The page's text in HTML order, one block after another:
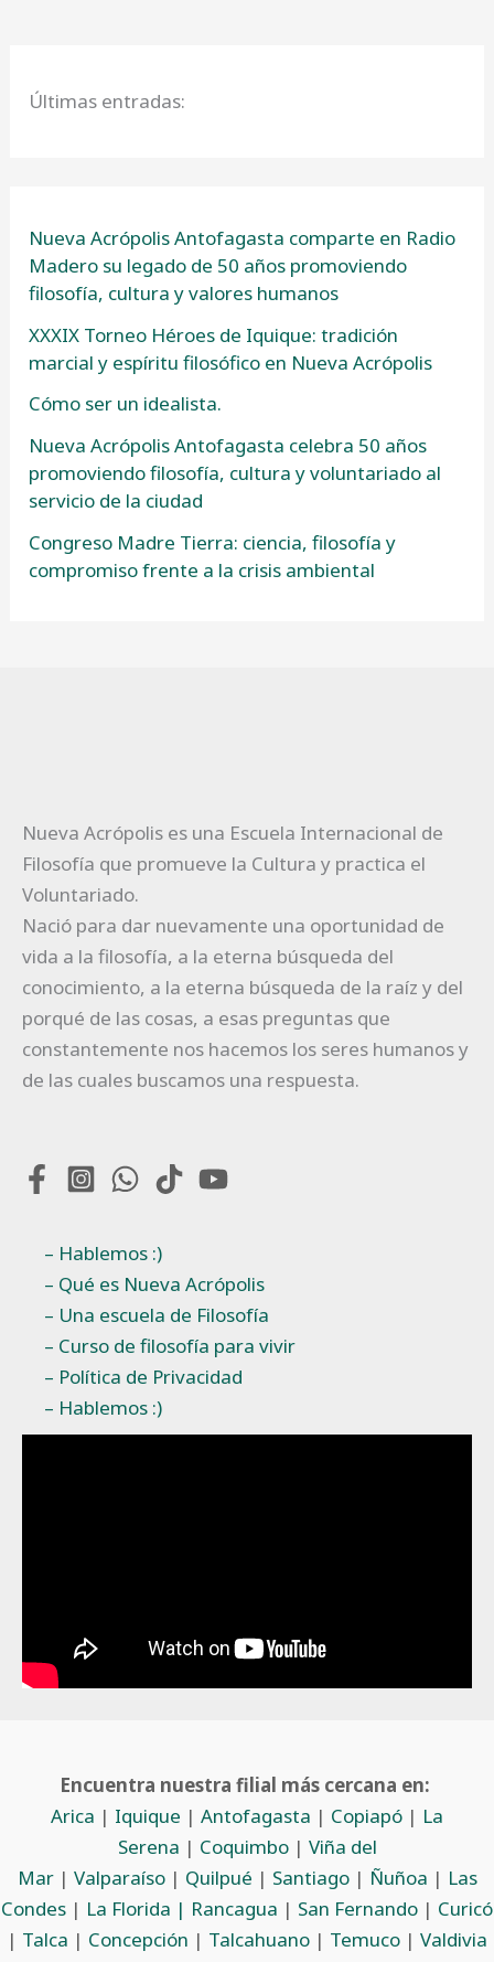
Últimas entradas:
Nueva Acrópolis Antofagasta comparte en Radio
Madero su legado de 50 años promoviendo
filosofía, cultura y valores humanos
XXXIX Torneo Héroes de Iquique: tradición
marcial y espíritu filosófico en Nueva Acrópolis
Cómo ser un idealista.
Nueva Acrópolis Antofagasta celebra 50 años
promoviendo filosofía, cultura y voluntariado al
servicio de la ciudad
Congreso Madre Tierra: ciencia, filosofía y
compromiso frente a la crisis ambiental
Nueva Acrópolis es una Escuela Internacional de
Filosofía que promueve la Cultura y practica el
Voluntariado.
Nació para dar nuevamente una oportunidad de
vida a la filosofía, a la eterna búsqueda del
conocimiento, a la eterna búsqueda de la raíz y del
porqué de las cosas, a esas preguntas que
constantemente nos hacemos los seres humanos y
de las cuales buscamos una respuesta.
– Hablemos :)
– Qué es Nueva Acrópolis
– Una escuela de Filosofía
– Curso de filosofía para vivir
– Política de Privacidad
– Hablemos :)
Encuentra nuestra filial más cercana en:
Arica | Iquique | Antofagasta | Copiapó | La
Serena | Coquimbo| Viña del
Mar| Valparaíso| Quilpué | Santiago| Ñuñoa | Las
Condes | La Florida | Rancagua | San Fernando | Curicó
| Talca | Concepción | Talcahuano | Temuco | Valdivia